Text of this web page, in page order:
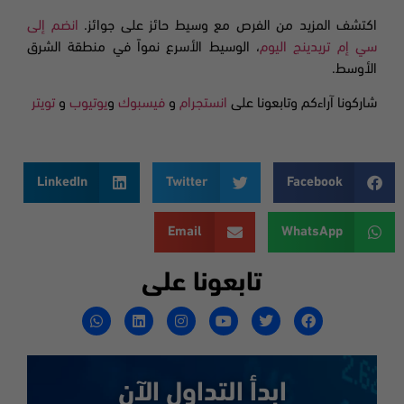
اكتشف المزيد من الفرص مع وسيط حائز على جوائز.
انضم إلى
سي إم تريدينج اليوم، الوسيط الأسرع نمواً في منطقة الشرق
الأوسط.
شاركونا آراءكم وتابعونا على انستجرام و فيسبوك ويوتيوب و تويتر
Facebook
Twitter
LinkedIn
WhatsApp
Email
تابعونا على
ابدأ التداول الآن